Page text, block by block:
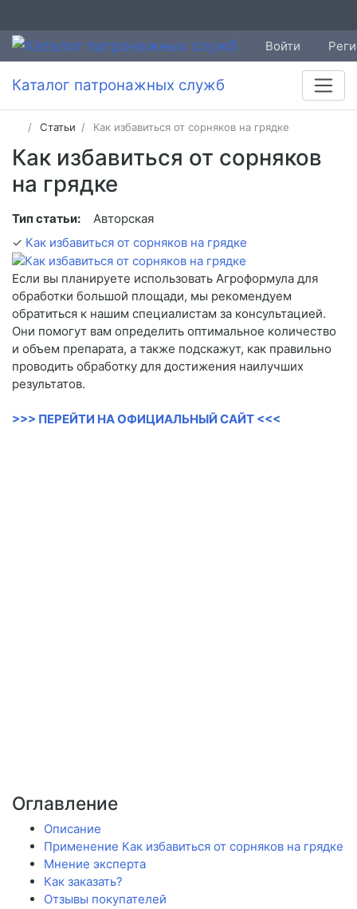
Войти
Каталог патронажных служб
Статьи Как избавиться от сорняков на грядке
Как избавиться от сорняков
на грядке
Тип статьи:
Авторская
✓ Как избавиться от сорняков на грядке
Если вы планируете использовать Агроформула для
обработки большой площади, мы рекомендуем
обратиться к нашим специалистам за консультацией.
Они помогут вам определить оптимальное количество
и объем препарата, а также подскажут, как правильно
проводить обработку для достижения наилучших
результатов.
>>> ПЕРЕЙТИ НА ОФИЦИАЛЬНЫЙ САЙТ <<<
Оглавление
Описание
Применение Как избавиться от сорняков на грядке
Мнение эксперта
Как заказать?
Отзывы покупателей